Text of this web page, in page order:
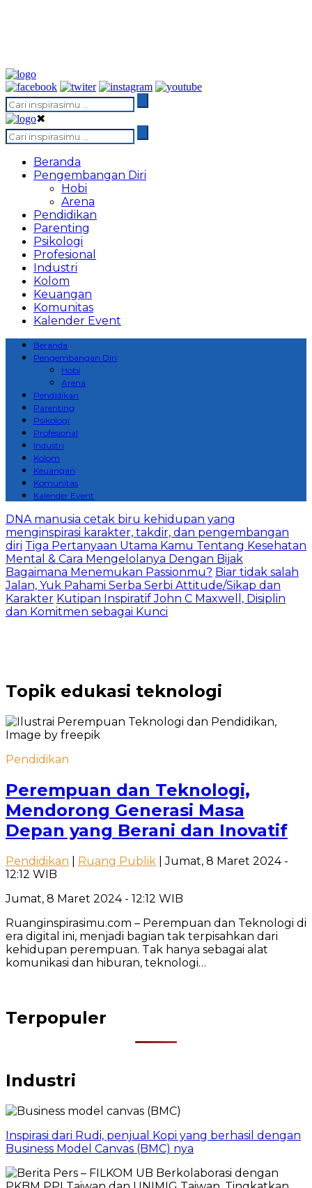
✖
Beranda
Pengembangan Diri
Hobi
Arena
Pendidikan
Parenting
Psikologi
Profesional
Industri
Kolom
Keuangan
Komunitas
Kalender Event
Beranda
Pengembangan Diri
Hobi
Arena
Pendidikan
Parenting
Psikologi
Profesional
Industri
Kolom
Keuangan
Komunitas
Kalender Event
DNA manusia cetak biru kehidupan yang
menginspirasi karakter, takdir, dan pengembangan
diri Tiga Pertanyaan Utama Kamu Tentang Kesehatan
Mental & Cara Mengelolanya Dengan Bijak
Bagaimana Menemukan Passionmu? Biar tidak salah
Jalan, Yuk Pahami Serba Serbi Attitude/Sikap dan
Karakter Kutipan Inspiratif John C Maxwell, Disiplin
dan Komitmen sebagai Kunci
Topik edukasi teknologi
Pendidikan
Perempuan dan Teknologi,
Mendorong Generasi Masa
Depan yang Berani dan Inovatif
Pendidikan Ruang Publik | Jumat, 8 Maret 2024 -
12:12 WIB
Jumat, 8 Maret 2024 - 12:12 WIB
Ruanginspirasimu.com – Perempuan dan Teknologi di
era digital ini, menjadi bagian tak terpisahkan dari
kehidupan perempuan. Tak hanya sebagai alat
komunikasi dan hiburan, teknologi…
Terpopuler
Industri
Inspirasi dari Rudi, penjual Kopi yang berhasil dengan
Business Model Canvas (BMC) nya